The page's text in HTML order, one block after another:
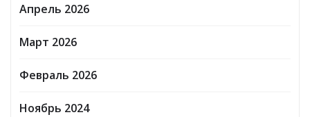
Апрель 2026
Март 2026
Февраль 2026
Ноябрь 2024